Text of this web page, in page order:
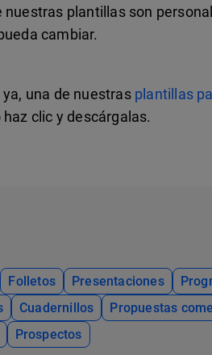
nuestras plantillas son
cambiar.
una de nuestras plantillas
clic y descárgalas.
Folletos Presentaciones
Cuadernillos Propuestas
Prospectos